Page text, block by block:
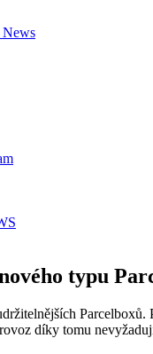
News
typu
díky tomu